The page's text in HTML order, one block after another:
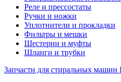
Реле и прессостаты
Ручки и ножки
Уплотнители и прокладки
Фильтры и мешки
Шестерни и муфты
Шланги и трубки
Запчасти для стиральных машин